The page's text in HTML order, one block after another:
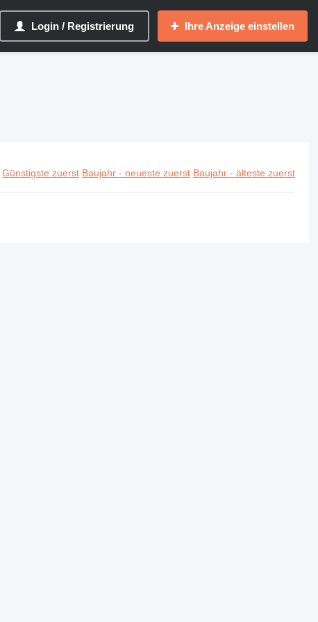
Login / Registrierung Ihre Anzeige einstellen
Günstigste zuerst Baujahr - neueste zuerst Baujahr - älteste zuerst